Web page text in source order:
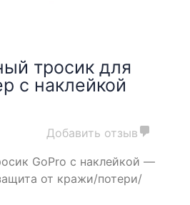
тросик для
с наклейкой
Добавить отзыв
GoPro с наклейкой —
от кражи/потери/